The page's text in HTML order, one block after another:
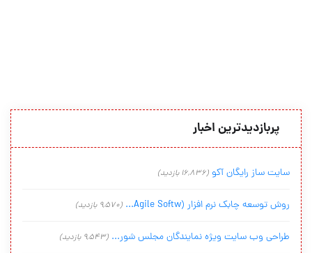
پربازدیدترین اخبار
سایت ساز رایگان آکو (16,836 بازدید)
روش توسعه چابک نرم افزار (Agile Softw... (9,570 بازدید)
طراحی وب سایت ویژه نمایندگان مجلس شور... (9,543 بازدید)